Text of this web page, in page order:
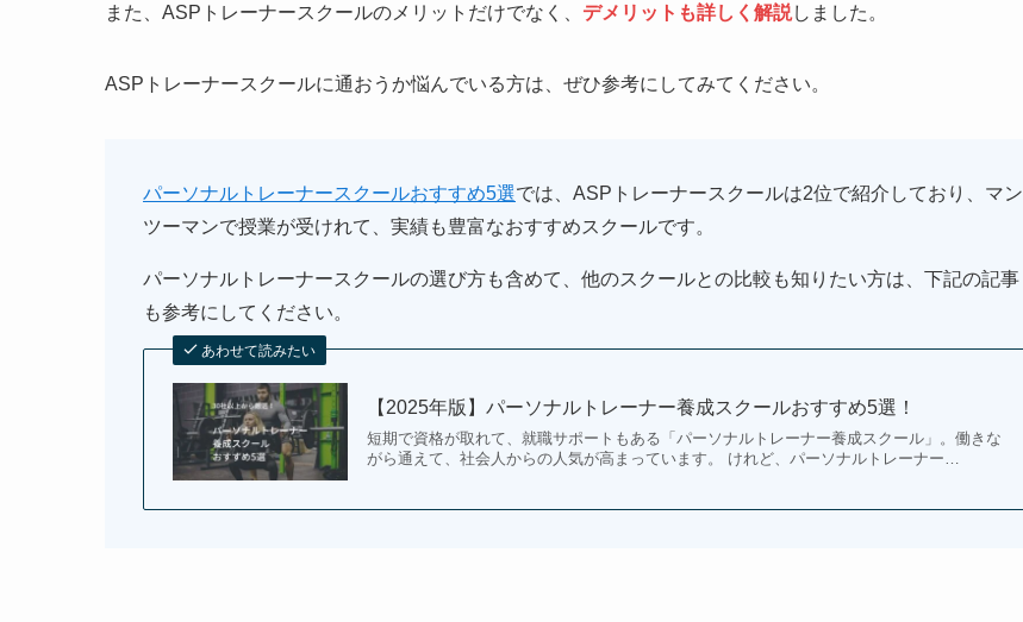
また、ASPトレーナースクールのメリットだけでなく、 デメリットも詳しく解説しました。
ASPトレーナースクールに通おうか悩んでいる方は、ぜひ参考にしてみてください。
パーソナルトレーナースクールおすすめ5選では、ASPトレーナースクールは2位で紹介しており、マン
ツーマンで授業が受けれて、実績も豊富なおすすめスクールです。
パーソナルトレーナースクールの選び方も含めて、他のスクールとの比較も知りたい方は、下記の記事
も参考にしてください。
あわせて読みたい
【2025年版】パーソナルトレーナー養成スクールおすすめ5選！
短期で資格が取れて、就職サポートもある「パーソナルトレーナー養成スクール」。働きな
がら通えて、社会人からの人気が高まっています。 けれど、パーソナルトレーナー…